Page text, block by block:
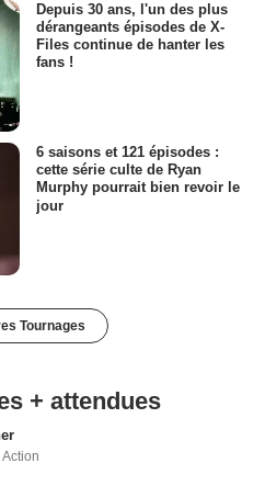
Depuis 30 ans, l'un des plus
dérangeants épisodes de X-
Files continue de hanter les
fans !
6 saisons et 121 épisodes :
cette série culte de Ryan
Murphy pourrait bien revoir le
jour
Tournages
+ attendues
Action